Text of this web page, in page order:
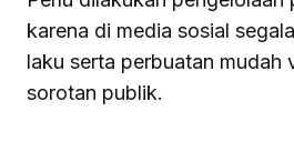
karena di media sosial
laku serta perbuatan mudah
sorotan publik.